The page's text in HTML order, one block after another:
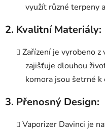
využít různé terpeny
2. Kvalitní Materiály:
Zařízení je vyrobeno
zajišťuje dlouhou
komora jsou šetrné
3. Přenosný Design:
Vaporizer Davinci je